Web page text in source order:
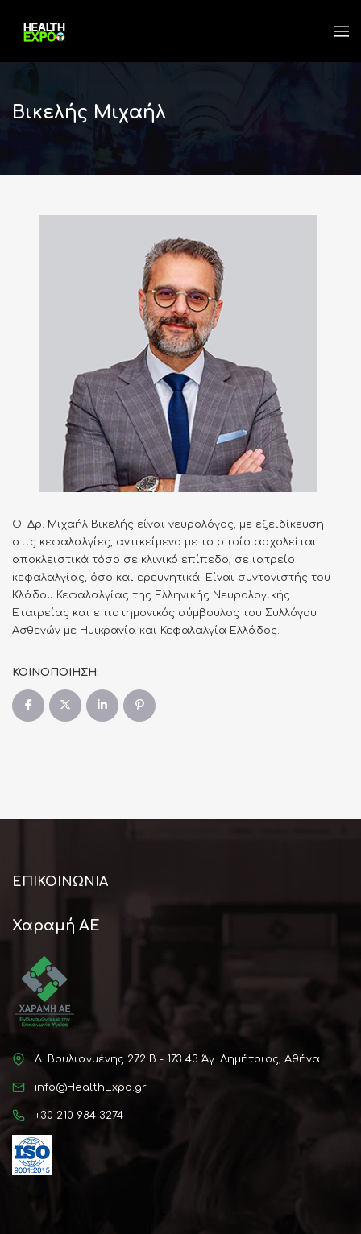
Βικελής Μιχαήλ
Ο. Δρ. Μιχαήλ Βικελής είναι νευρολόγος, με εξειδίκευση
στις κεφαλαλγίες, αντικείμενο με το οποίο ασχολείται
αποκλειστικά τόσο σε κλινικό επίπεδο, σε ιατρείο
κεφαλαλγίας, όσο και ερευνητικά. Είναι συντονιστής του
Κλάδου Κεφαλαλγίας της Ελληνικής Νευρολογικής
Εταιρείας και επιστημονικός σύμβουλος του Συλλόγου
Ασθενών με Ημικρανία και Κεφαλαλγία Ελλάδος.
ΚΟΙΝΟΠΟΙΗΣΗ:
ΕΠΙΚΟΙΝΩΝΊΑ
Χαραμή ΑΕ
Λ. Βουλιαγμένης 272 Β - 173 43 Άγ. Δημήτριος, Αθήνα
info@HealthExpo.gr
+30 210 984 3274